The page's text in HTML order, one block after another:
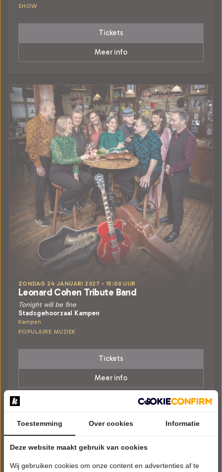
SHOW
Tickets
Meer info
ZONDAG 24 JANUARI 2027 • 15:00 UUR
Leonard Cohen Tribute Band
Tonight will be fine
Stadsgehoorzaal Kampen
Kampen
POPULAIRE MUZIEK
Tickets
Meer info
Toestemming Over cookies Informatie
Deze website maakt gebruik van cookies
Wij gebruiken cookies om onze content en advertenties af te